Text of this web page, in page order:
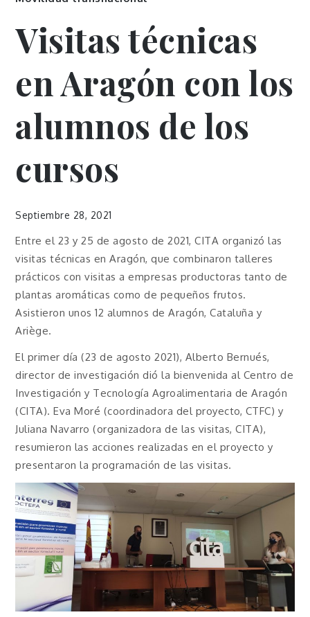
Visitas técnicas
en Aragón con los
alumnos de los
cursos
Septiembre 28, 2021
Entre el 23 y 25 de agosto de 2021, CITA organizó las
visitas técnicas en Aragón, que combinaron talleres
prácticos con visitas a empresas productoras tanto de
plantas aromáticas como de pequeños frutos.
Asistieron unos 12 alumnos de Aragón, Cataluña y
Ariège.
El primer día (23 de agosto 2021), Alberto Bernués,
director de investigación dió la bienvenida al Centro de
Investigación y Tecnología Agroalimentaria de Aragón
(CITA). Eva Moré (coordinadora del proyecto, CTFC) y
Juliana Navarro (organizadora de las visitas, CITA),
resumieron las acciones realizadas en el proyecto y
presentaron la programación de las visitas.